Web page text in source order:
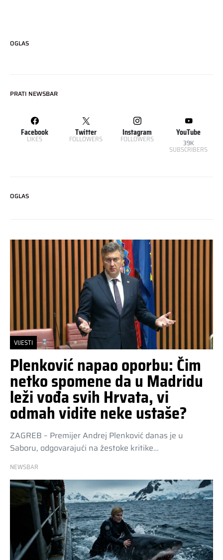
OGLAS
PRATI NEWSBAR
Facebook
LIKES
Twitter
FOLLOWERS
Instagram
FOLLOWERS
YouTube
39K
SUBSCRIBERS
OGLAS
VIJESTI
Plenković napao oporbu: Čim
netko spomene da u Madridu
leži vođa svih Hrvata, vi
odmah vidite neke ustaše?
ZAGREB – Premijer Andrej Plenković danas je u
Saboru, odgovarajući na žestoke kritike…
NEWSBAR